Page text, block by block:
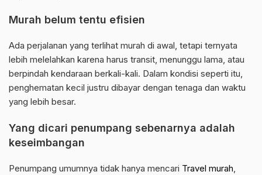
Murah belum tentu efisien
Ada perjalanan yang terlihat murah di awal, tetapi ternyata
lebih melelahkan karena harus transit, menunggu lama, atau
berpindah kendaraan berkali-kali. Dalam kondisi seperti itu,
penghematan kecil justru dibayar dengan tenaga dan waktu
yang lebih besar.
Yang dicari penumpang sebenarnya adalah
keseimbangan
Penumpang umumnya tidak hanya mencari Travel murah,